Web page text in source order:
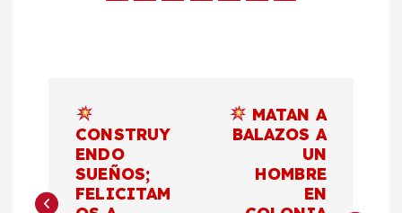
v
CONSTRUY
ENDO
SUEÑOS;
FELICITAM
MATAN A
BALAZOS A
UN
HOMBRE
EN